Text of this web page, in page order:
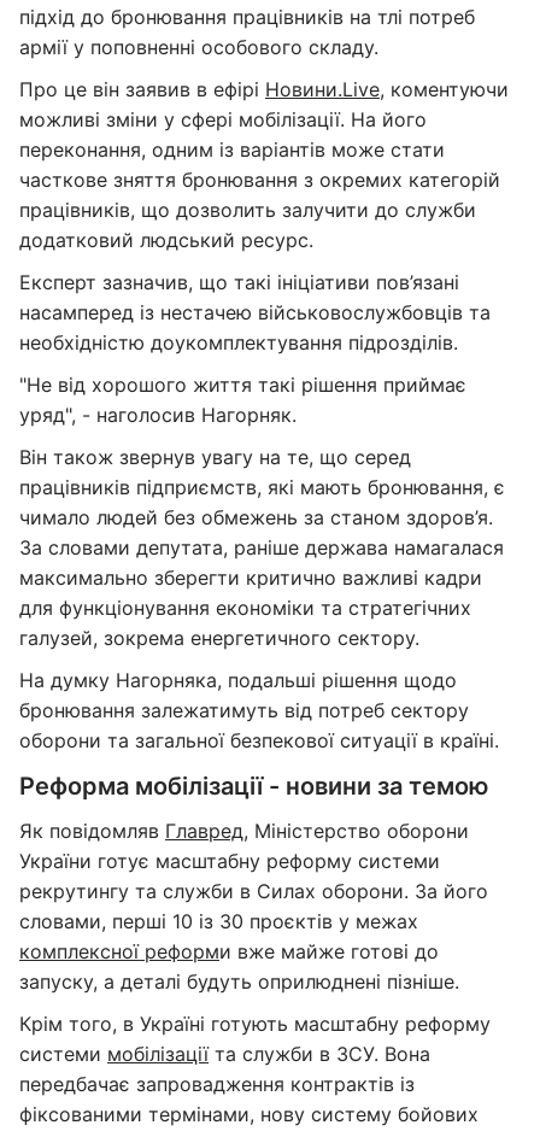
підхід до бронювання працівників на тлі потреб
армії у поповненні особового складу.
Про це він заявив в ефірі Новини.Live, коментуючи
можливі зміни у сфері мобілізації. На його
переконання, одним із варіантів може стати
часткове зняття бронювання з окремих категорій
працівників, що дозволить залучити до служби
додатковий людський ресурс.
Експерт зазначив, що такі ініціативи пов’язані
насамперед із нестачею військовослужбовців та
необхідністю доукомплектування підрозділів.
"Не від хорошого життя такі рішення приймає
уряд", - наголосив Нагорняк.
Він також звернув увагу на те, що серед
працівників підприємств, які мають бронювання, є
чимало людей без обмежень за станом здоров’я.
За словами депутата, раніше держава намагалася
максимально зберегти критично важливі кадри
для функціонування економіки та стратегічних
галузей, зокрема енергетичного сектору.
На думку Нагорняка, подальші рішення щодо
бронювання залежатимуть від потреб сектору
оборони та загальної безпекової ситуації в країні.
Реформа мобілізації - новини за темою
Як повідомляв Главред, Міністерство оборони
України готує масштабну реформу системи
рекрутингу та служби в Силах оборони. За його
словами, перші 10 із 30 проєктів у межах
комплексної реформи вже майже готові до
запуску, а деталі будуть оприлюднені пізніше.
Крім того, в Україні готують масштабну реформу
системи мобілізаціїта служби в ЗСУ. Вона
передбачає запровадження контрактів із
фіксованими термінами, нову систему бойових